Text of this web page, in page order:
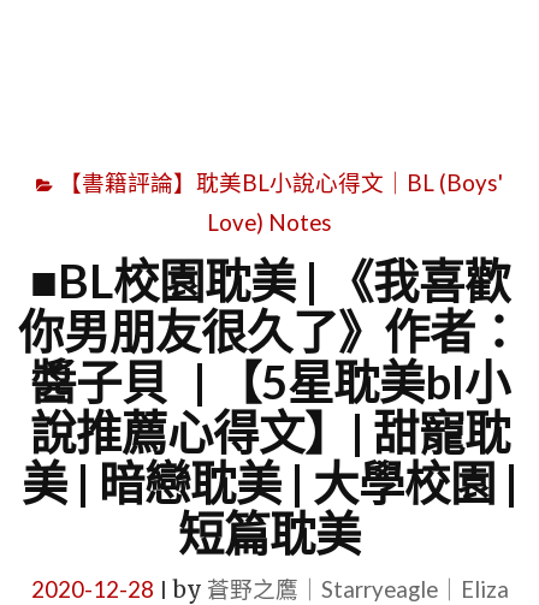
【書籍評論】耽美BL小說心得文｜BL (Boys'
Love) Notes
■BL校園耽美 | 《我喜歡
你男朋友很久了》作者：
醬子貝 | 【5星耽美bl小
說推薦心得文】| 甜寵耽
美 | 暗戀耽美 | 大學校園 |
短篇耽美
2020-12-28 by 蒼野之鷹｜Starryeagle｜Eliza